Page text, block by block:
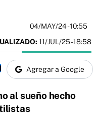
04/MAY/24- 10:55
11/JUL/25 - 18:58
Agregar a Google
al sueño hecho